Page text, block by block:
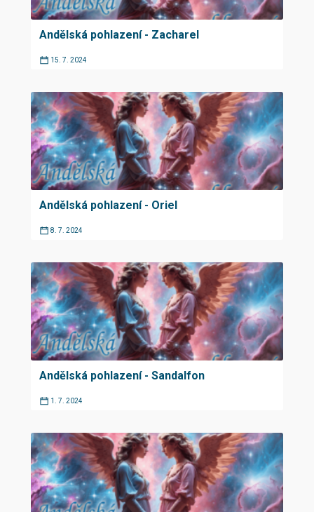
Andělská pohlazení - Zacharel
15. 7. 2024
Andělská pohlazení - Oriel
8. 7. 2024
Andělská pohlazení - Sandalfon
1. 7. 2024